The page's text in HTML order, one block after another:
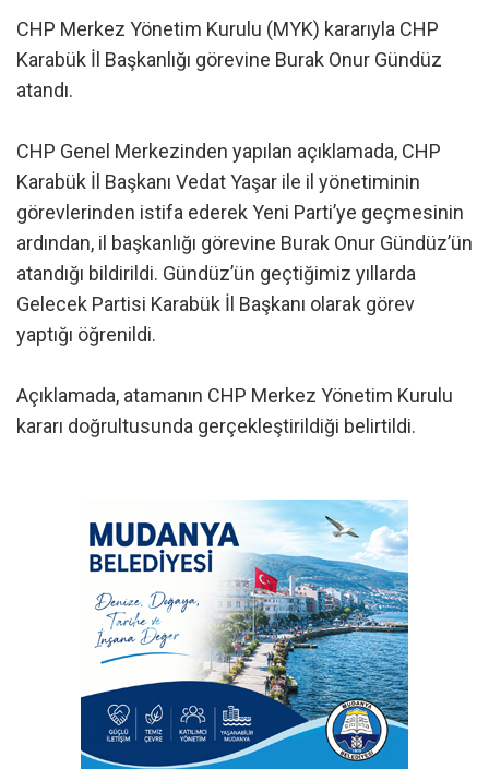
CHP Merkez Yönetim Kurulu (MYK) kararıyla CHP
Karabük İl Başkanlığı görevine Burak Onur Gündüz
atandı.
CHP Genel Merkezinden yapılan açıklamada, CHP
Karabük İl Başkanı Vedat Yaşar ile il yönetiminin
görevlerinden istifa ederek Yeni Parti’ye geçmesinin
ardından, il başkanlığı görevine Burak Onur Gündüz’ün
atandığı bildirildi. Gündüz’ün geçtiğimiz yıllarda
Gelecek Partisi Karabük İl Başkanı olarak görev
yaptığı öğrenildi.
Açıklamada, atamanın CHP Merkez Yönetim Kurulu
kararı doğrultusunda gerçekleştirildiği belirtildi.